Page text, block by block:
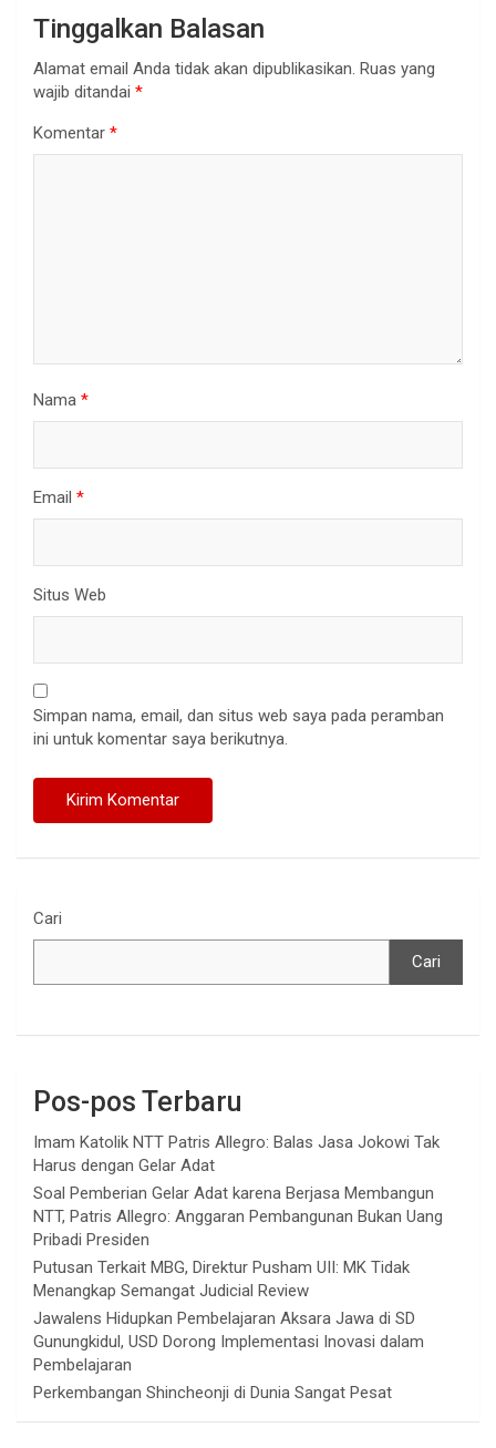
Tinggalkan Balasan
Alamat email Anda tidak akan dipublikasikan. Ruas yang
wajib ditandai *
Komentar *
Nama *
Email *
Situs Web
Simpan nama, email, dan situs web saya pada peramban
ini untuk komentar saya berikutnya.
Cari
Cari
Pos-pos Terbaru
Imam Katolik NTT Patris Allegro: Balas Jasa Jokowi Tak
Harus dengan Gelar Adat
Soal Pemberian Gelar Adat karena Berjasa Membangun
NTT, Patris Allegro: Anggaran Pembangunan Bukan Uang
Pribadi Presiden
Putusan Terkait MBG, Direktur Pusham UII: MK Tidak
Menangkap Semangat Judicial Review
Jawalens Hidupkan Pembelajaran Aksara Jawa di SD
Gunungkidul, USD Dorong Implementasi Inovasi dalam
Pembelajaran
Perkembangan Shincheonji di Dunia Sangat Pesat